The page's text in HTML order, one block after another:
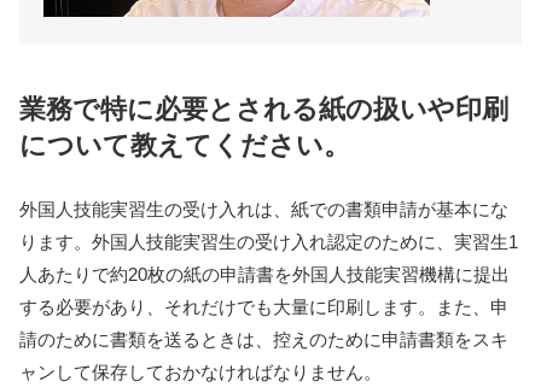
業務で特に必要とされる紙の扱いや印刷
について教えてください。
外国人技能実習生の受け入れは、紙での書類申請が基本にな
ります。外国人技能実習生の受け入れ認定のために、実習生1
人あたりで約20枚の紙の申請書を外国人技能実習機構に提出
する必要があり、それだけでも大量に印刷します。また、申
請のために書類を送るときは、控えのために申請書類をスキ
ャンして保存しておかなければなりません。